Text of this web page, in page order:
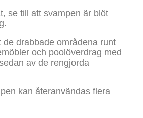
se till att svampen är blöt
de drabbade områdena runt
och poolöverdrag med
av de rengjorda
kan återanvändas flera